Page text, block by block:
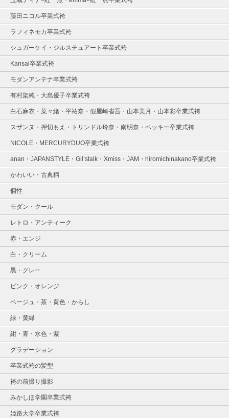
藤田ニコル卒業式袴
ラフィネモカ卒業式袴
シュガーケイ・ジルスチュアート卒業式袴
Kansai卒業式袴
モダンアンテナ卒業式袴
有村架純・大島優子卒業式袴
白石麻衣・菜々緒・平祐奈・假屋崎省吾・山本美月・山本彩卒業式袴
スザンヌ・押切もえ・トリンドル玲奈・南明奈・ベッキー卒業式袴
NICOLE・MERCURYDUO卒業式袴
anan・JAPANSTYLE・Gil’stalk・Xmiss・JAM・hiromichinakano卒業式袴
かわいい・古典柄
個性
モダン・クール
レトロ・アンティーク
赤・エンジ
白・クリーム
黒・グレー
ピンク・オレンジ
ベージュ・茶・黄色・からし
緑・黄緑
紺・青・水色・紫
グラデーション
卒業式袴の髪型
袴の前撮り撮影
みかしほ学園卒業式袴
姫路大学卒業式袴